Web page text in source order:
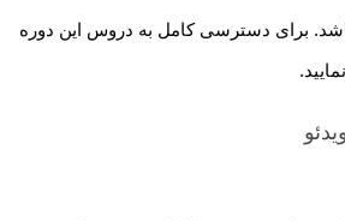
برای دسترسی کامل به دروس این دوره